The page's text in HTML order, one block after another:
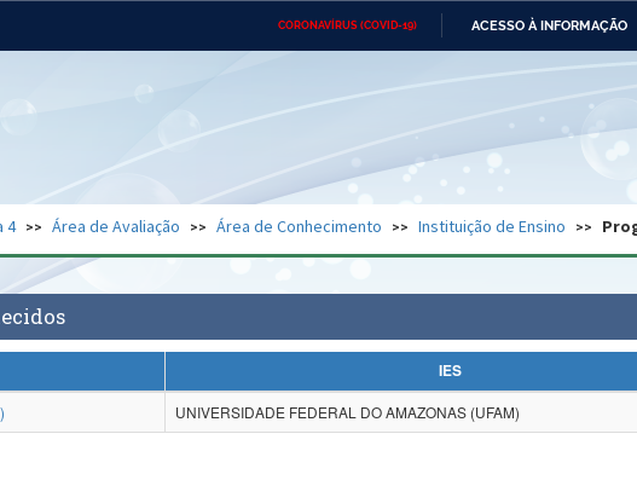
CORONAVÍRUS (COVID-19) ACESSO À INFORMAÇÃO
Ministério das Relações
Ministério do Desenvolvimento
Regional
de Segurança Advocacia-Geral da União Banco Central do Brasil
4 Área de Avaliação Área de Conhecimento Instituição de Ensino
IES
UNIVERSIDADE FEDERAL DO AMAZONAS (UFAM)